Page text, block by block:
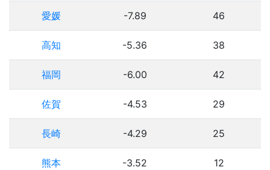
愛媛 -7.89 46
高知 -5.36 38
福岡 -6.00 42
佐賀 -4.53 29
長崎 -4.29 25
熊本 -3.52 12